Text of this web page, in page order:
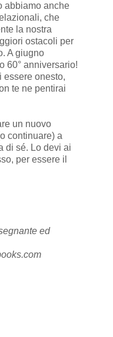
abbiamo anche
che
la nostra
ostacoli per
A giugno
60° anniversario!
essere onesto,
te ne pentirai
un nuovo
continuare) a
di sé. Lo devi ai
per essere il
ed